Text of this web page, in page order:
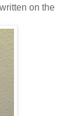
on the